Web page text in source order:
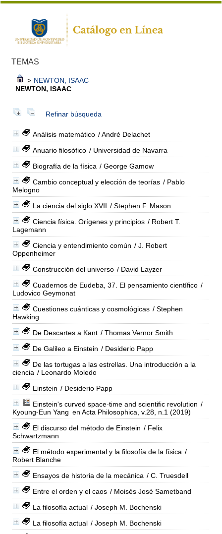
TEMAS
> NEWTON, ISAAC
NEWTON, ISAAC
Refinar búsqueda
Análisis matemático / André Delachet
Anuario filosófico / Universidad de Navarra
Biografía de la física / George Gamow
Cambio conceptual y elección de teorías / Pablo
Melogno
La ciencia del siglo XVII / Stephen F. Mason
Ciencia física. Orígenes y principios / Robert T.
Lagemann
Ciencia y entendimiento común / J. Robert
Oppenheimer
Construcción del universo / David Layzer
Cuadernos de Eudeba, 37. El pensamiento científico /
Ludovico Geymonat
Cuestiones cuánticas y cosmológicas / Stephen
Hawking
De Descartes a Kant / Thomas Vernor Smith
De Galileo a Einstein / Desiderio Papp
De las tortugas a las estrellas. Una introducción a la
ciencia / Leonardo Moledo
Einstein / Desiderio Papp
Einstein's curved space-time and scientific revolution /
Kyoung-Eun Yang en Acta Philosophica, v.28, n.1 (2019)
El discurso del método de Einstein / Felix
Schwartzmann
El método experimental y la filosofía de la física /
Robert Blanche
Ensayos de historia de la mecánica / C. Truesdell
Entre el orden y el caos / Moisés José Sametband
La filosofía actual / Joseph M. Bochenski
La filosofía actual / Joseph M. Bochenski